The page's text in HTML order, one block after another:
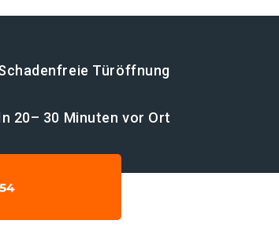
Türöffnung
20– 30 Minuten vor Ort